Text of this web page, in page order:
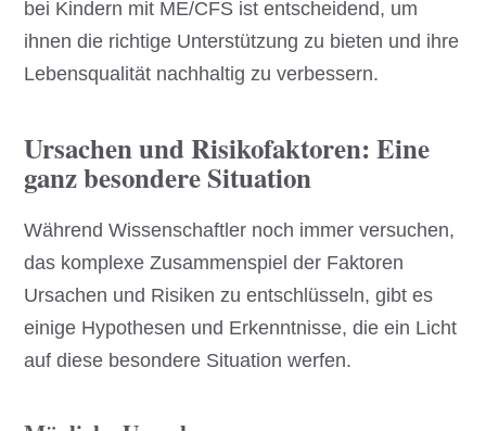
bei Kindern mit ME/CFS ist entscheidend, um
ihnen die richtige Unterstützung zu bieten und ihre
Lebensqualität nachhaltig zu verbessern.
Ursachen und Risikofaktoren: Eine
ganz besondere Situation
Während Wissenschaftler noch immer versuchen,
das komplexe Zusammenspiel der Faktoren
Ursachen und Risiken zu entschlüsseln, gibt es
einige Hypothesen und Erkenntnisse, die ein Licht
auf diese besondere Situation werfen.